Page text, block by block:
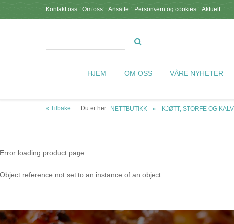
Kontakt oss Om oss Ansatte Personvern og cookies Aktuelt
HJEM OM OSS VÅRE NYHETER
« Tilbake Du er her: NETTBUTIKK KJØTT, STORFE OG KALV
Error loading product page.
Object reference not set to an instance of an object.